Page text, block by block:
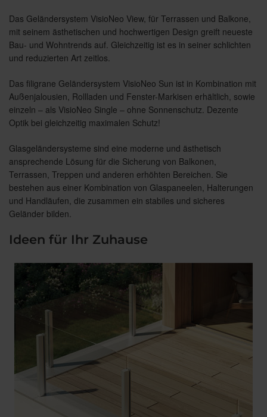
Das Geländersystem VisioNeo View, für Terrassen und Balkone,
mit seinem ästhetischen und hochwertigen Design greift neueste
Bau- und Wohntrends auf. Gleichzeitig ist es in seiner schlichten
und reduzierten Art zeitlos.
Das filigrane Geländersystem VisioNeo Sun ist in Kombination mit
Außenjalousien, Rollladen und Fenster-Markisen erhältlich, sowie
einzeln – als VisioNeo Single – ohne Sonnenschutz. Dezente
Optik bei gleichzeitig maximalen Schutz!
Glasgeländersysteme sind eine moderne und ästhetisch
ansprechende Lösung für die Sicherung von Balkonen,
Terrassen, Treppen und anderen erhöhten Bereichen. Sie
bestehen aus einer Kombination von Glaspaneelen, Halterungen
und Handläufen, die zusammen ein stabiles und sicheres
Geländer bilden.
Ideen für Ihr Zuhause